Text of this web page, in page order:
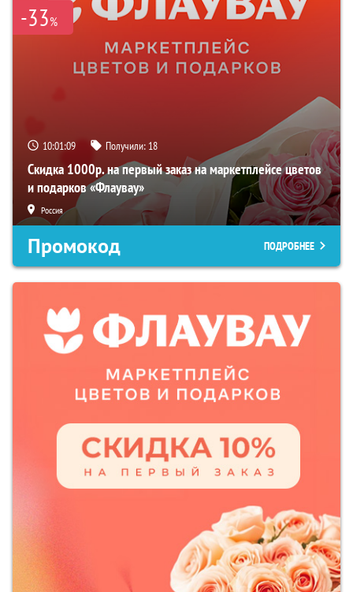
-33%
10:01:08 Получили: 18
Скидка 1000р. на первый заказ на маркетплейсе цветов
и подарков «Флаувау»
Россия
Промокод ПОДРОБНЕЕ